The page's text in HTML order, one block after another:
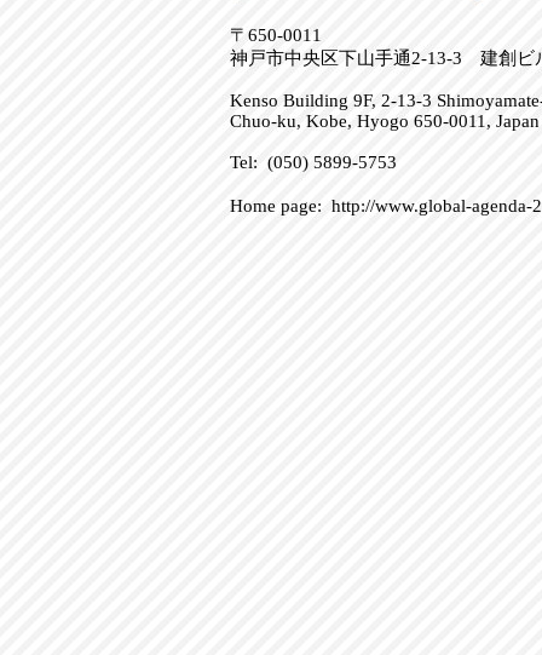
〒650-0011
神戸市中央区下山手通2-13-3 建創
Kenso Building 9F, 2-13-3
Chuo-ku, Kobe, Hyogo 650-0011, Japan
Tel: (050) 5899-5753
Home page: http://www.global-agenda-